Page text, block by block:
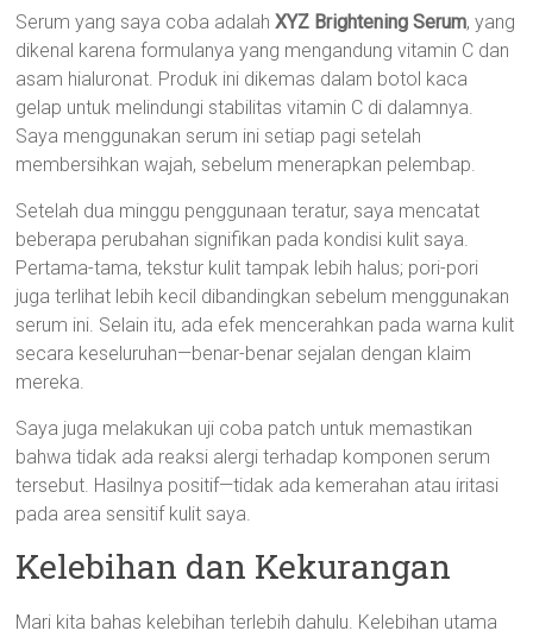
Serum yang saya coba adalahXYZ Brightening Serum, yang
dikenal karena formulanya yang mengandung vitamin C dan
asam hialuronat. Produk ini dikemas dalam botol kaca
gelap untuk melindungi stabilitas vitamin C di dalamnya.
Saya menggunakan serum ini setiap pagi setelah
membersihkan wajah, sebelum menerapkan pelembap.
Setelah dua minggu penggunaan teratur, saya mencatat
beberapa perubahan signifikan pada kondisi kulit saya.
Pertama-tama, tekstur kulit tampak lebih halus; pori-pori
juga terlihat lebih kecil dibandingkan sebelum menggunakan
serum ini. Selain itu, ada efek mencerahkan pada warna kulit
secara keseluruhan—benar-benar sejalan dengan klaim
mereka.
Saya juga melakukan uji coba patch untuk memastikan
bahwa tidak ada reaksi alergi terhadap komponen serum
tersebut. Hasilnya positif—tidak ada kemerahan atau iritasi
pada area sensitif kulit saya.
Kelebihan dan Kekurangan
Mari kita bahas kelebihan terlebih dahulu. Kelebihan utama